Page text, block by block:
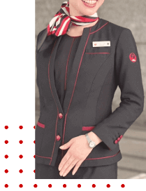
無料説明会・体験イベント
講師紹介
合格実績
受講生の声
大学個別開催